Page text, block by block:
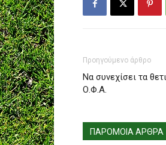
Προηγούμενο άρθρο
Να συνεχίσει τα
Ο.Φ.Α.
ΠΑΡΟΜΟΙΑ ΑΡΘΡΑ